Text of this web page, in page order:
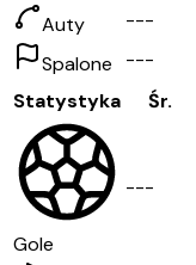
Auty ---
Spalone
---
Statystyka
Śr.
Gole
---